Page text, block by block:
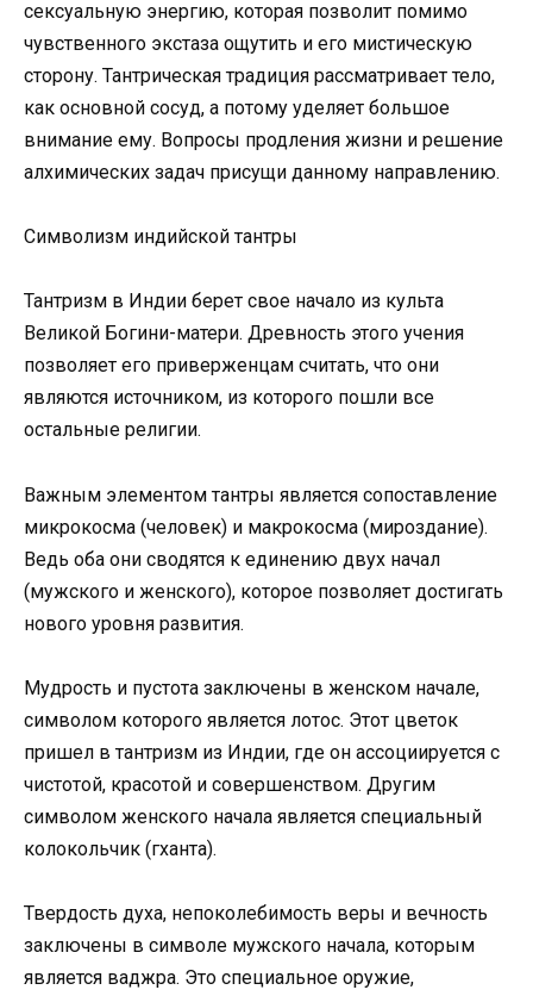
сексуальную энергию, которая позволит помимо
чувственного экстаза ощутить и его мистическую
сторону. Тантрическая традиция рассматривает тело,
как основной сосуд, а потому уделяет большое
внимание ему. Вопросы продления жизни и решение
алхимических задач присущи данному направлению.
Символизм индийской тантры
Тантризм в Индии берет свое начало из культа
Великой Богини-матери. Древность этого учения
позволяет его приверженцам считать, что они
являются источником, из которого пошли все
остальные религии.
Важным элементом тантры является сопоставление
микрокосма (человек) и макрокосма (мироздание).
Ведь оба они сводятся к единению двух начал
(мужского и женского), которое позволяет достигать
нового уровня развития.
Мудрость и пустота заключены в женском начале,
символом которого является лотос. Этот цветок
пришел в тантризм из Индии, где он ассоциируется с
чистотой, красотой и совершенством. Другим
символом женского начала является специальный
колокольчик (гханта).
Твердость духа, непоколебимость веры и вечность
заключены в символе мужского начала, которым
является ваджра. Это специальное оружие,